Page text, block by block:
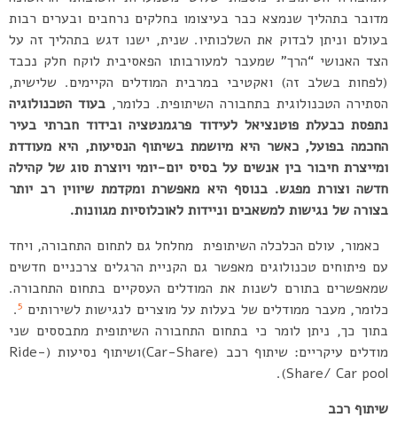
מדובר בתהליך שנמצא כבר בעיצומו בחלקים נרחבים ובערים רבות
בעולם וניתן לבדוק את השלכותיו. שנית, ישנו דגש בתהליך זה על
הצד האנושי “הרך” שמעבר למעורבותו הפאסיבית לוקח חלק נכבד
(לפחות בשלב זה) ואקטיבי במרבית המודלים הקיימים. שלישית,
הסתירה הטכנולוגית בתחבורה השיתופית. כלומר, בעוד הטכנולוגיה
נתפסת כבעלת פוטנציאל לעידוד פרגמנטציה ובידוד חברתי בעיר
החכמה בפועל, כאשר היא מיושמת בשיתוף הנסיעות, היא מעודדת
ומייצרת חיבור בין אנשים על בסיס יום-יומי ויוצרת סוג של קהילה
חדשה וצורת מפגש. בנוסף היא מאפשרת ומקדמת שיווין רב יותר
בצורה של נגישות למשאבים וניידות לאוכלוסיות מגוונות.
כאמור, עולם הכלכלה השיתופית מחלחל גם לתחום התחבורה, ויחד
עם פיתוחים טכנולוגים מאפשר גם הקניית הרגלים צרכניים חדשים
שמאפשרים בתורם לשנות את המודלים העסקיים בתחום התחבורה.
כלומר, מעבר ממודלים של בעלות על מוצרים לנגישות לשירותים 5
.
בתוך כך, ניתן לומר כי בתחום התחבורה השיתופית מתבססים שני
מודלים עיקריים: שיתוף רכב (Car-Share)ושיתוף נסיעות (Ride-
Share/ Car pool).
שיתוף רכב